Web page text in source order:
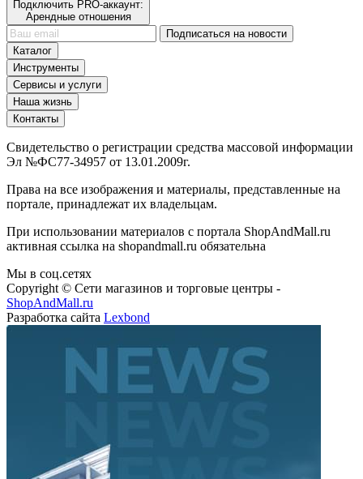
Подключить PRO-аккаунт:
Арендные отношения
Подписаться на новости
Каталог
Инструменты
Сервисы и услуги
Наша жизнь
Контакты
Свидетельство о регистрации средства массовой информации
Эл №ФС77-34957 от 13.01.2009г.
Права на все изображения и материалы, представленные на
портале, принадлежат их владельцам.
При использовании материалов с портала ShopAndMall.ru
активная ссылка на shopandmall.ru обязательна
Мы в соц.сетях
Copyright © Сети магазинов и торговые центры -
ShopAndMall.ru
Разработка сайта Lexbond